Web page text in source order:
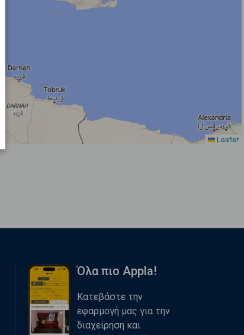
Leaflet
Όλα πιο Appla!
Κατεβάστε την
εφαρμογή μας για την
διαχείρηση και